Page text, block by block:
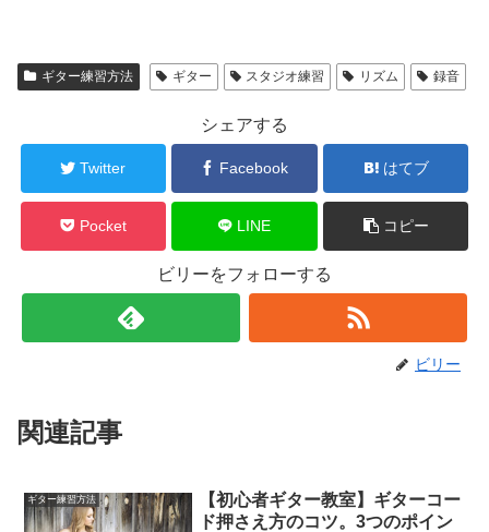
ギター練習方法 ギター スタジオ練習 リズム 録音
シェアする
Twitter Facebook はてブ
Pocket LINE コピー
ビリーをフォローする
ビリー
関連記事
ギター練習方法
【初心者ギター教室】ギターコー
ド押さえ方のコツ。3つのポイン